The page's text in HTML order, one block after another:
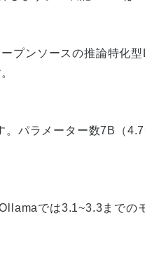
プンソースの推論特化
パラメーター数7B（
では3.1~3.3までの